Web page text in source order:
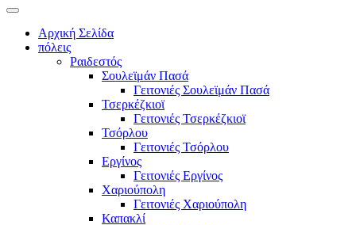
Αρχική Σελίδα
πόλεις
Ραιδεστός
Σουλεϊμάν Πασά
Γειτονιές Σουλεϊμάν Πασά
Τσερκέζκιοϊ
Γειτονιές Τσερκέζκιοϊ
Τσόρλου
Γειτονιές Τσόρλου
Εργίνος
Γειτονιές Εργίνος
Χαριούπολη
Γειτονιές Χαριούπολη
Καπακλί